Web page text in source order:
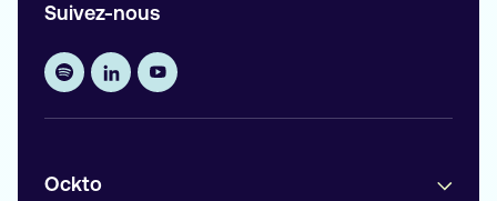
Ockto
Suivez-nous